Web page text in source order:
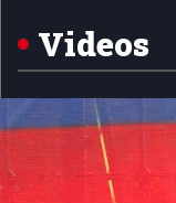
Videos